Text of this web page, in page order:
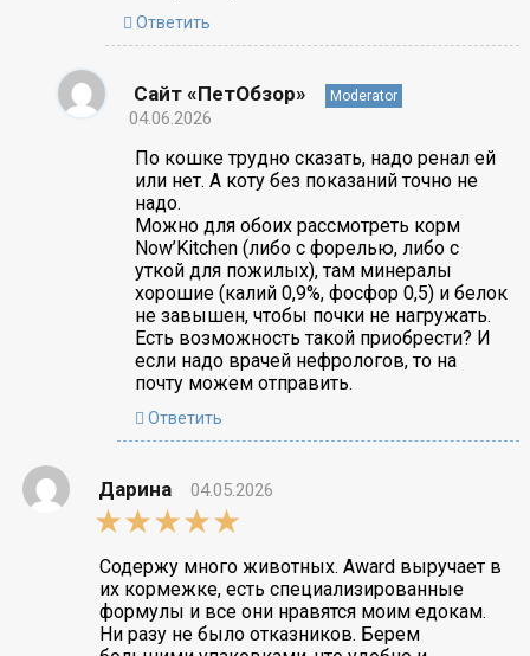
Ответить
Сайт «ПетОбзор» Moderator
04.06.2026
По кошке трудно сказать, надо ренал ей
или нет. А коту без показаний точно не
надо.
Можно для обоих рассмотреть корм
Now’Kitchen (либо с форелью, либо с
уткой для пожилых), там минералы
хорошие (калий 0,9%, фосфор 0,5) и белок
не завышен, чтобы почки не нагружать.
Есть возможность такой приобрести? И
если надо врачей нефрологов, то на
почту можем отправить.
Ответить
Дарина
04.05.2026
5,0
rating
Содержу много животных. Award выручает в
их кормежке, есть специализированные
формулы и все они нравятся моим едокам.
Ни разу не было отказников. Берем